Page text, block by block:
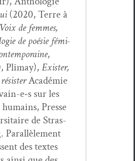
(2020, Terre à
Voix de femmes,
de poésie fémi­
,
Pli­may), Exis­ter,
Académie
e‑s sur les
Presse
de Stras­
Par­al­lèle­ment
des textes